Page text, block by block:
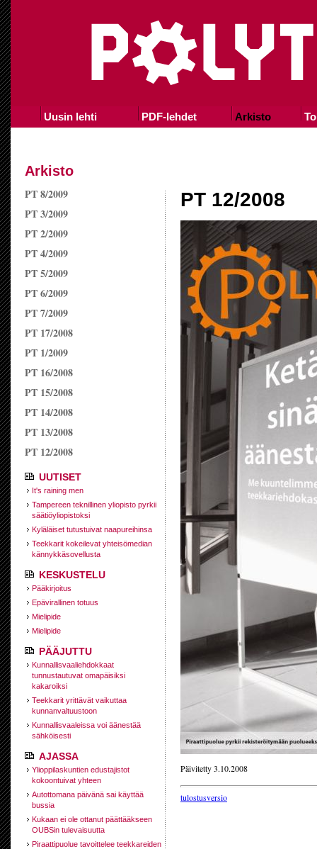
Uusin lehti PDF-lehdet Arkisto
Arkisto
PT 8/2009
PT 3/2009
PT 2/2009
PT 4/2009
PT 5/2009
PT 6/2009
PT 7/2009
PT 17/2008
PT 1/2009
PT 16/2008
PT 15/2008
PT 14/2008
PT 13/2008
PT 12/2008
UUTISET
It's raining men
Tampereen teknillinen yliopisto pyrkii
säätiöyliopistoksi
Kyläläiset tutustuivat naapureihinsa
Teekkarit kokeilevat yhteisömedian
kännykkäsovellusta
KESKUSTELU
Pääkirjoitus
Epävirallinen totuus
Mielipide
Mielipide
PÄÄJUTTU
Kunnallisvaaliehdokkaat
tunnustautuvat omapäisiksi
kakaroiksi
Teekkarit yrittävät vaikuttaa
kunnanvaltuustoon
Kunnallisvaaleissa voi äänestää
sähköisesti
AJASSA
Ylioppilaskuntien edustajistot
kokoontuivat yhteen
Autottomana päivänä sai käyttää
bussia
Kukaan ei ole ottanut päättääkseen
OUBSin tulevaisuutta
Piraattipuolue tavoittelee teekkareiden
PT 12/2008
Päivitetty 3.10.2008
tulostusversio